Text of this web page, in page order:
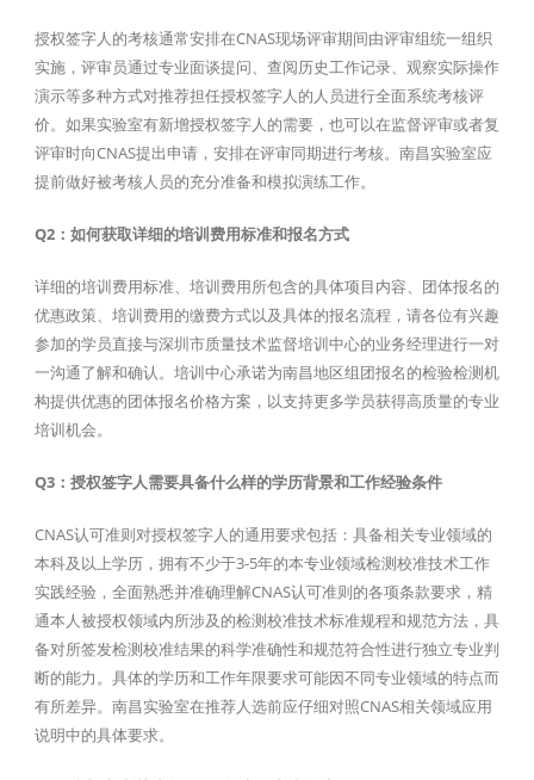
授权签字人的考核通常安排在CNAS现场评审期间由评审组统一组织
实施，评审员通过专业面谈提问、查阅历史工作记录、观察实际操作
演示等多种方式对推荐担任授权签字人的人员进行全面系统考核评
价。如果实验室有新增授权签字人的需要，也可以在监督评审或者复
评审时向CNAS提出申请，安排在评审同期进行考核。南昌实验室应
提前做好被考核人员的充分准备和模拟演练工作。
Q2：如何获取详细的培训费用标准和报名方式
详细的培训费用标准、培训费用所包含的具体项目内容、团体报名的
优惠政策、培训费用的缴费方式以及具体的报名流程，请各位有兴趣
参加的学员直接与深圳市质量技术监督培训中心的业务经理进行一对
一沟通了解和确认。培训中心承诺为南昌地区组团报名的检验检测机
构提供优惠的团体报名价格方案，以支持更多学员获得高质量的专业
培训机会。
Q3：授权签字人需要具备什么样的学历背景和工作经验条件
CNAS认可准则对授权签字人的通用要求包括：具备相关专业领域的
本科及以上学历，拥有不少于3-5年的本专业领域检测校准技术工作
实践经验，全面熟悉并准确理解CNAS认可准则的各项条款要求，精
通本人被授权领域内所涉及的检测校准技术标准规程和规范方法，具
备对所签发检测校准结果的科学准确性和规范符合性进行独立专业判
断的能力。具体的学历和工作年限要求可能因不同专业领域的特点而
有所差异。南昌实验室在推荐人选前应仔细对照CNAS相关领域应用
说明中的具体要求。